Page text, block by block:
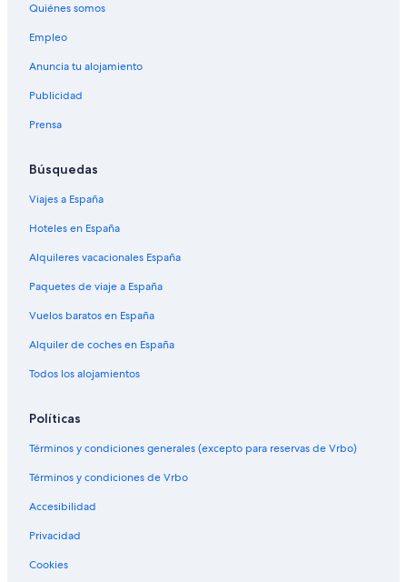
Quiénes somos
Empleo
Anuncia tu alojamiento
Publicidad
Prensa
Búsquedas
Viajes a España
Hoteles en España
Alquileres vacacionales España
Paquetes de viaje a España
Vuelos baratos en España
Alquiler de coches en España
Todos los alojamientos
Políticas
Términos y condiciones generales (excepto para reservas de Vrbo)
Términos y condiciones de Vrbo
Accesibilidad
Privacidad
Cookies